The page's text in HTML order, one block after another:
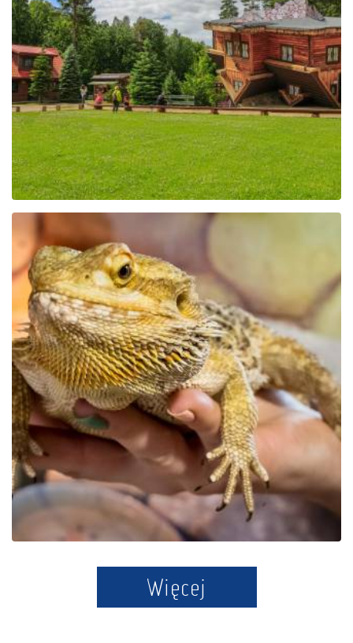
Das Zentrum für Bildung
und Vermarktung der
Region in Szymbark
Der Bildungspark Zoo –
Exotische Kaschubei in
Tuchlino
Więcej